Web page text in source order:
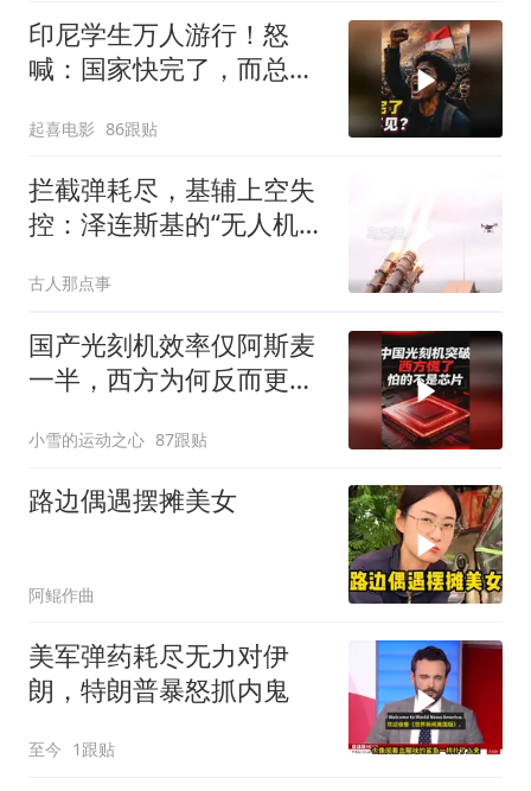
印尼学生万人游行！怒
喊：国家快完了，而总统
起喜电影 86跟贴
拦截弹耗尽，基辅上空失
控：泽连斯基的“无人机神
古人那点事
国产光刻机效率仅阿斯麦
一半，西方为何反而更
小雪的运动之心 87跟贴
路边偶遇摆摊美女
阿鲲作曲
美军弹药耗尽无力对伊
朗，特朗普暴怒抓内鬼
至今 1跟贴